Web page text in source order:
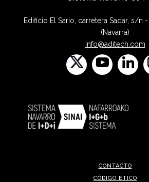
Edificio El Sario, carretera Sadar, s/n
(Navarra)
info@aditech.com
CONTACTO
CÓDIGO ÉTICO